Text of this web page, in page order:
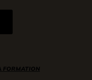
FORMATION